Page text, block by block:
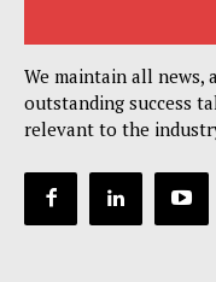
We maintain all news,
outstanding success
relevant to the